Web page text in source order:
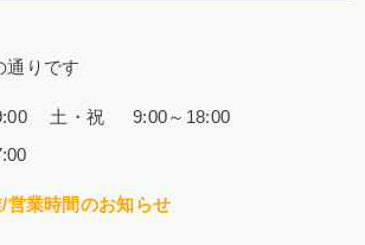
通りです
土・祝 9:00～18:00
営業時間のお知らせ